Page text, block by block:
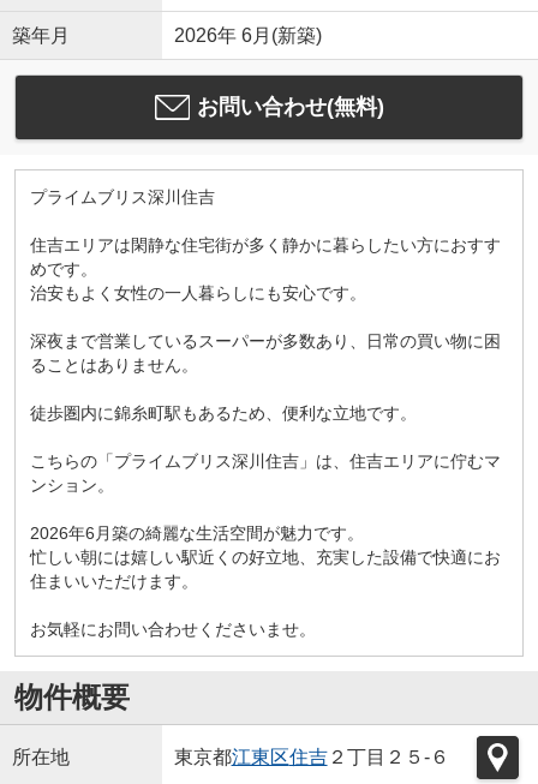
築年月 2026年 6月(新築)
お問い合わせ(無料)
プライムブリス深川住吉
住吉エリアは閑静な住宅街が多く静かに暮らしたい方におすす
めです。
治安もよく女性の一人暮らしにも安心です。
深夜まで営業しているスーパーが多数あり、日常の買い物に困
ることはありません。
徒歩圏内に錦糸町駅もあるため、便利な立地です。
こちらの「プライムブリス深川住吉」は、住吉エリアに佇むマ
ンション。
2026年6月築の綺麗な生活空間が魅力です。
忙しい朝には嬉しい駅近くの好立地、充実した設備で快適にお
住まいいただけます。
お気軽にお問い合わせくださいませ。
物件概要
所在地 東京都江東区住吉２丁目２５-６